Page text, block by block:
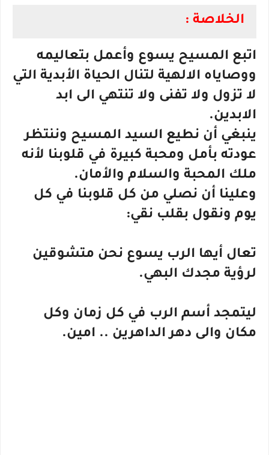
الخلاصة :
اتبع المسيح يسوع وأعمل بتعاليمه
ووصاياه الالهية لتنال الحياة الأبدية التي
لا تزول ولا تفنى ولا تنتهي الى ابد
الابدين.
ينبغي أن نطيع السيد المسيح وننتظر
عودته بأمل ومحبة كبيرة في قلوبنا لأنه
ملك المحبة والسلام والأمان.
وعلينا أن نصلي من كل قلوبنا في كل
يوم ونقول بقلب نقي:
تعال أيها الرب يسوع نحن متشوقين
لرؤية مجدك البهي.
ليتمجد أسم الرب في كل زمان وكل
مكان والى دهر الداهرين .. امين.